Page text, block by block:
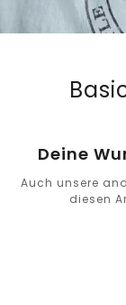
Deine
Auch unsere
diesen